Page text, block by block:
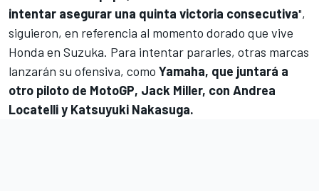
intentar asegurar una quinta victoria consecutiva",
siguieron, en referencia al momento dorado que vive
Honda en Suzuka. Para intentar pararles, otras marcas
lanzarán su ofensiva, como Yamaha, que juntará a
otro piloto de MotoGP, Jack Miller, con Andrea
Locatelli y Katsuyuki Nakasuga.